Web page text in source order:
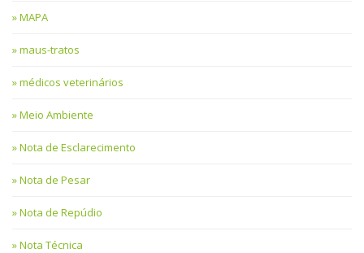
MAPA
maus-tratos
médicos veterinários
Meio Ambiente
Nota de Esclarecimento
Nota de Pesar
Nota de Repúdio
Nota Técnica